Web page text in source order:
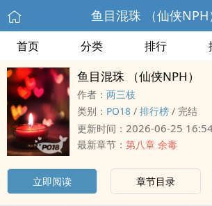
鱼目混珠 （仙侠NPH
首页 分类 排行
鱼目混珠 （仙侠NPH）
作者： 两三枝
类别： ‍‍‌P‌‍‌O‌‍‍1‎‌‌8‌‎ / 排行榜 / 完结
更新时间： 2026-06-25
最新章节： 第八章 余毒
立即阅读 章节目录